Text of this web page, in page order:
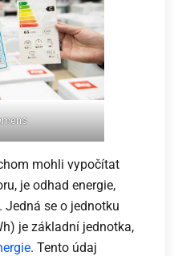
mohli vypočítat
je odhad energie,
Jedná se o jednotku
je základní jednotka,
. Tento údaj